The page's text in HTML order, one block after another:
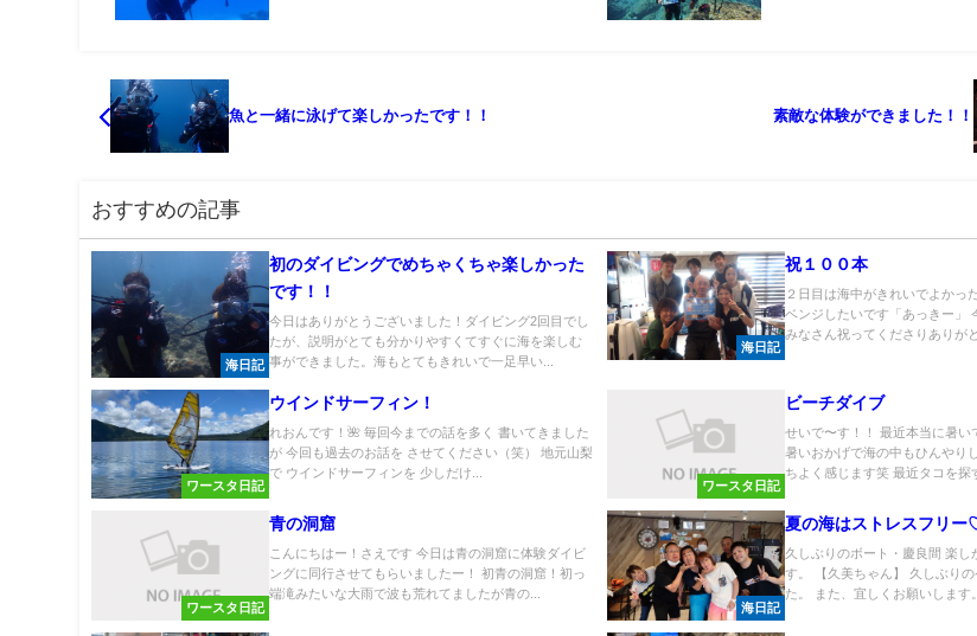
魚と一緒に泳げて楽しかったです！！ 素敵な体験ができました！！
おすすめの記事
海日記
初のダイビングでめちゃくちゃ楽しかった
です！！
今日はありがとうございました！ダイビング2回目でし
たが、説明がとても分かりやすくてすぐに海を楽しむ
事ができました。海もとてもきれいで一足早い...
海日記
祝１００本
２日目は海中がきれいでよかっ
ベンジしたいです「あっきー」
みなさん祝ってくださりありが
ワースタ日記
ウインドサーフィン！
れおんです！🌺 毎回今までの話を多く 書いてきました
が 今回も過去のお話を させてください（笑） 地元山梨
で ウインドサーフィンを 少しだけ...
ワースタ日記
ビーチダイブ
せいで〜す！！ 最近本当に暑い
暑いおかげで海の中もひんやり
ちよく感じます笑 最近タコを探
ワースタ日記
青の洞窟
こんにちはー！さえです 今日は青の洞窟に体験ダイビ
ングに同行させてもらいましたー！ 初青の洞窟！初っ
端滝みたいな大雨で波も荒れてましたが青の...
海日記
夏の海はストレスフリー
久しぶりのボート・慶良間 楽し
す。 【久美ちゃん】 久しぶり
た。 また、宜しくお願いします